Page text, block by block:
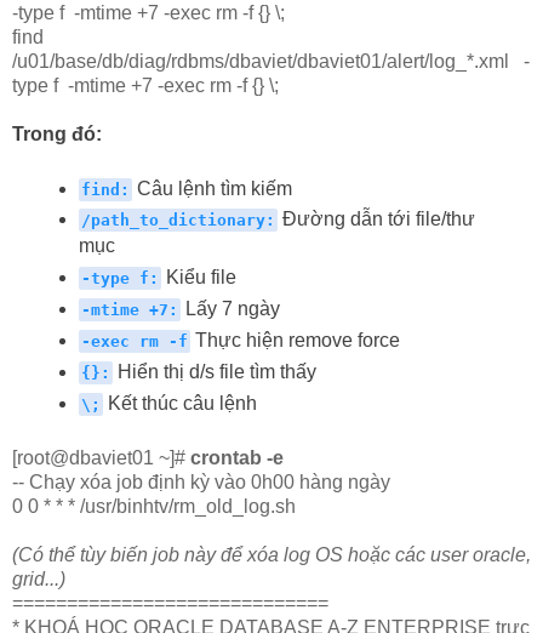
-type f -mtime +7 -exec rm -f {} \;
find
/u01/base/db/diag/rdbms/dbaviet/dbaviet01/alert/log_*.xml
-
type f -mtime +7 -exec rm -f {} \;
Trong đó:
find: Câu lệnh tìm kiếm
/path_to_dictionary: Đường dẫn tới file/thư
mục
-type f: Kiểu file
-mtime +7: Lấy 7 ngày
-exec rm -f Thực hiện remove force
{}: Hiển thị d/s file tìm thấy
\; Kết thúc câu lệnh
[root@dbaviet01 ~]# crontab -e
-- Chạy xóa job định kỳ vào 0h00 hàng ngày
0 0 * * * /usr/binhtv/rm_old_log.sh
(Có thể tùy biến job này để xóa log OS hoặc các user oracle,
grid...)
=============================
* KHOÁ HỌC ORACLE DATABASE A-Z ENTERPRISE trực